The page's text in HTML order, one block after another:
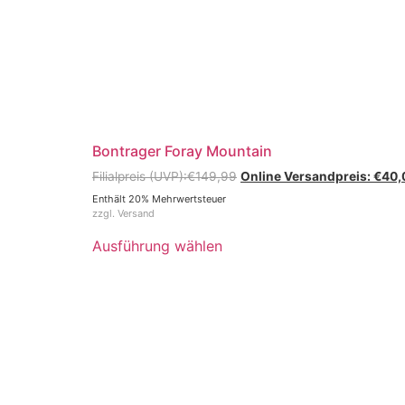
Bontrager Foray Mountain
€149,99 €
Enthält 20% Mehrwertsteuer
zzgl. Versand
Ausführung wählen